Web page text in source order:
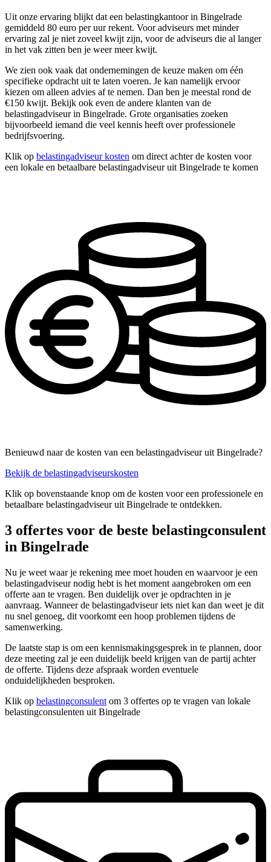
Uit onze ervaring blijkt dat een belastingkantoor in Bingelrade
gemiddeld 80 euro per uur rekent. Voor adviseurs met minder
ervaring zal je niet zoveel kwijt zijn, voor de adviseurs die al langer
in het vak zitten ben je weer meer kwijt.
We zien ook vaak dat ondernemingen de keuze maken om één
specifieke opdracht uit te laten voeren. Je kan namelijk ervoor
kiezen om alleen advies af te nemen. Dan ben je meestal rond de
€150 kwijt. Bekijk ook even de andere klanten van de
belastingadviseur in Bingelrade. Grote organisaties zoeken
bijvoorbeeld iemand die veel kennis heeft over professionele
bedrijfsvoering.
Klik op belastingadviseur kosten om direct achter de kosten voor
een lokale en betaalbare belastingadviseur uit Bingelrade te komen
Benieuwd naar de kosten van een belastingadviseur uit Bingelrade?
Bekijk de belastingadviseurskosten
Klik op bovenstaande knop om de kosten voor een professionele en
betaalbare belastingadviseur uit Bingelrade te ontdekken.
3 offertes voor de beste belastingconsulent
in Bingelrade
Nu je weet waar je rekening mee moet houden en waarvoor je een
belastingadviseur nodig hebt is het moment aangebroken om een
offerte aan te vragen. Ben duidelijk over je opdrachten in je
aanvraag. Wanneer de belastingadviseur iets niet kan dan weet je dit
nu snel genoeg, dit voorkomt een hoop problemen tijdens de
samenwerking.
De laatste stap is om een kennismakingsgesprek in te plannen, door
deze meeting zal je een duidelijk beeld krijgen van de partij achter
de offerte. Tijdens deze afspraak worden eventuele
onduidelijkheden besproken.
Klik op belastingconsulent om 3 offertes op te vragen van lokale
belastingconsulenten uit Bingelrade